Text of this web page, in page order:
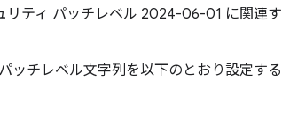
ティ パッチレベル 2024-06-01 に関連す
ッチレベル文字列を以下のとおり設定する